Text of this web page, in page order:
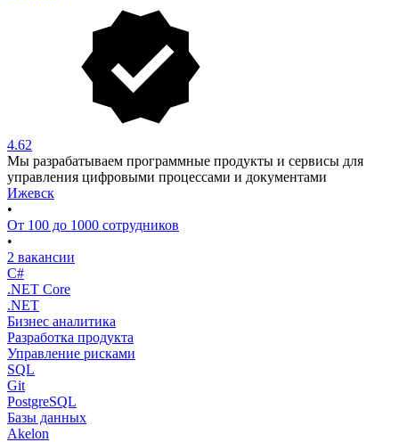
4.62
Мы разрабатываем программные продукты и сервисы для
управления цифровыми процессами и документами
Ижевск
•
От 100 до 1000 сотрудников
•
2 вакансии
C#
.NET Core
.NET
Бизнес аналитика
Разработка продукта
Управление рисками
SQL
Git
PostgreSQL
Базы данных
Akelon